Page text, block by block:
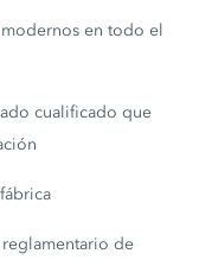
modernos en todo el
cualificado que
de